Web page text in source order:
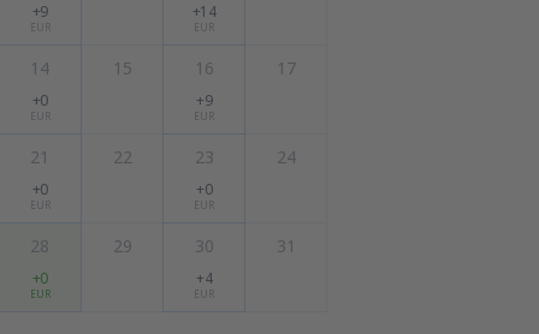
+9
EUR
+14
EUR
14
+0
EUR
15 16
+9
EUR
17
21
+0
EUR
22 23
+0
EUR
24
28
+0
EUR
29 30
+4
EUR
31